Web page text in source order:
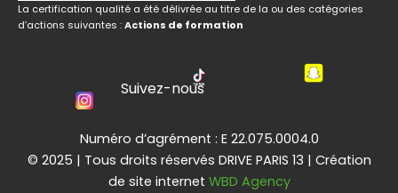
La certification qualité a été délivrée au titre de la ou des catégories
d’actions suivantes :Actions de formation
Suivez-nous
Numéro d’agrément : E 22.075.0004.0
© 2025 | Tous droits réservés DRIVE PARIS 13 | Création
de site internet WBD Agency